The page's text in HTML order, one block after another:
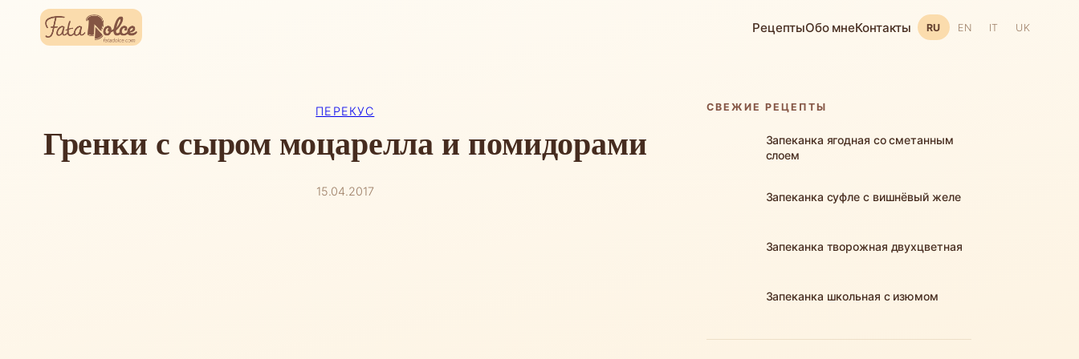
Перейти
РецептыОбо мнеКонтакты RU EN IT UK
ПЕРЕКУС
Гренки с сыром моцарелла и помидорами
15.04.2017
СВЕЖИЕ РЕЦЕПТЫ
Запеканка ягодная со сметанным
слоем
Запеканка суфле с вишнёвый желе
Запеканка творожная двухцветная
Запеканка школьная с изюмом